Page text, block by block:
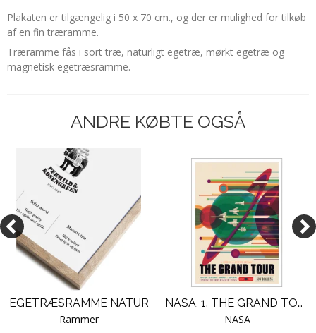
Plakaten er tilgængelig i 50 x 70 cm., og der er mulighed for tilkøb
af en fin træramme.
Træramme fås i sort træ, naturligt egetræ, mørkt egetræ og
magnetisk egetræsramme.
ANDRE KØBTE OGSÅ
EGETRÆSRAMME NATUR
Rammer
NASA, 1. THE GRAND TOUR
NASA